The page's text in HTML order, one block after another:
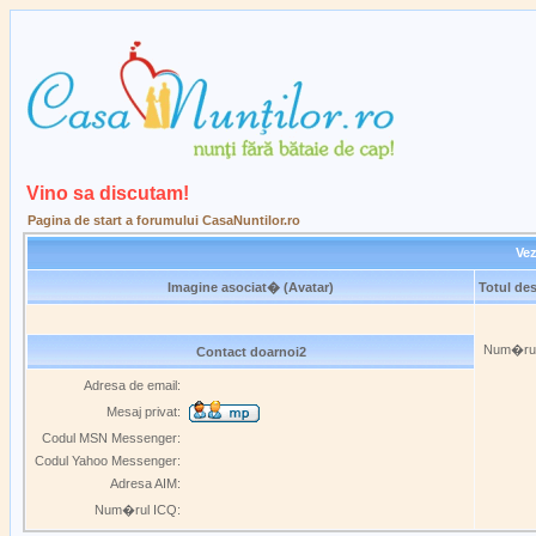
Vino sa discutam!
Pagina de start a forumului CasaNuntilor.ro
Imagine asociat� (Avatar) Totul
Contact doarnoi2
Adresa de email:
Mesaj privat:
Codul MSN Messenger:
Codul Yahoo Messenger:
Adresa AIM:
Num�rul ICQ: